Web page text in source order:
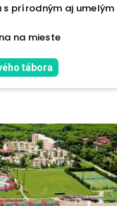
s prírodným aj umelým
na mieste
tábora